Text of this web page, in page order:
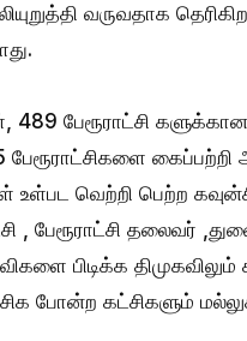
வருவதாக
489 பேரூராட்சி
பேரூராட்சிகளை
உள்பட வெற்றி பெற்ற
, பேரூராட்சி தலைவர்
பிடிக்க
போன்ற கட்சிகளும்